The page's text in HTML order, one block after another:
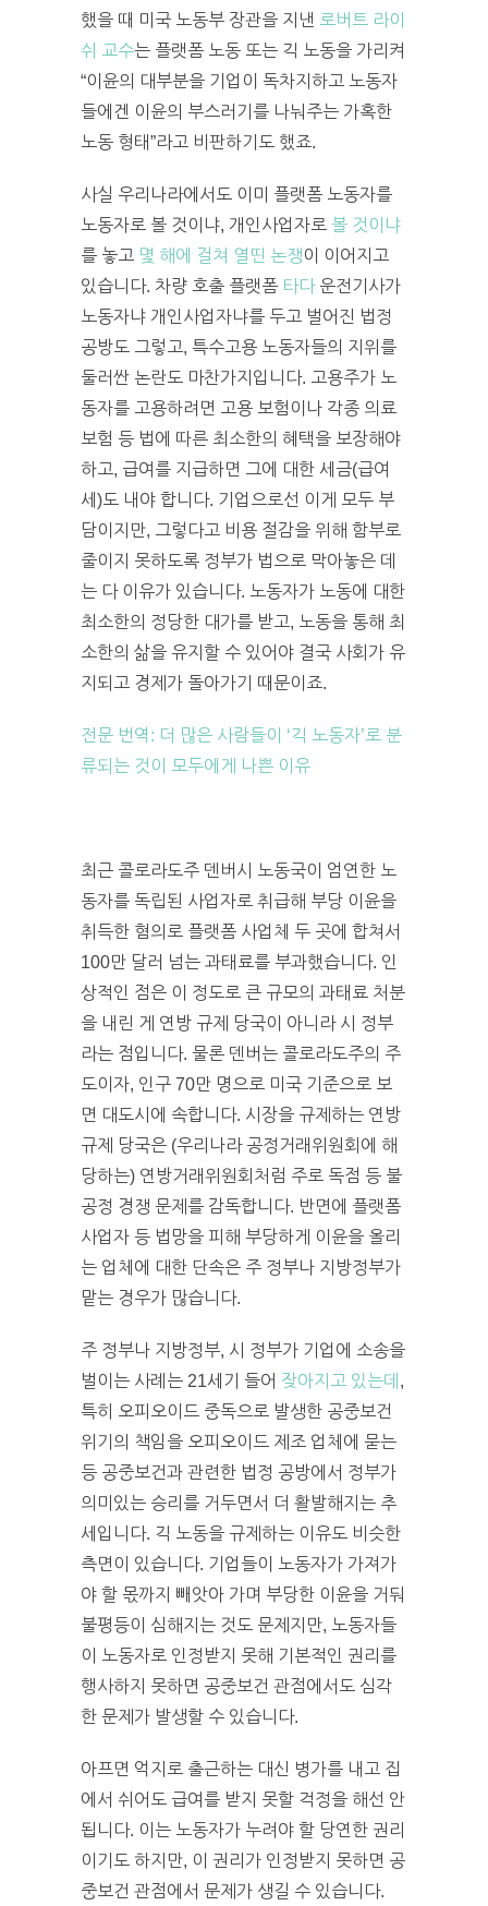
했을 때 미국 노동부 장관을 지낸 로버트 라이
쉬 교수는 플랫폼 노동 또는 긱 노동을 가리켜
“이윤의 대부분을 기업이 독차지하고 노동자
들에겐 이윤의 부스러기를 나눠주는 가혹한
노동 형태”라고 비판하기도 했죠.
사실 우리나라에서도 이미 플랫폼 노동자를
노동자로 볼 것이냐, 개인사업자로 볼 것이냐
를 놓고 몇 해에 걸쳐 열띤 논쟁이 이어지고
있습니다. 차량 호출 플랫폼 타다운전기사가
노동자냐 개인사업자냐를 두고 벌어진 법정
공방도 그렇고, 특수고용 노동자들의 지위를
둘러싼 논란도 마찬가지입니다. 고용주가 노
동자를 고용하려면 고용 보험이나 각종 의료
보험 등 법에 따른 최소한의 혜택을 보장해야
하고, 급여를 지급하면 그에 대한 세금(급여
세)도 내야 합니다. 기업으로선 이게 모두 부
담이지만, 그렇다고 비용 절감을 위해 함부로
줄이지 못하도록 정부가 법으로 막아놓은 데
는 다 이유가 있습니다. 노동자가 노동에 대한
최소한의 정당한 대가를 받고, 노동을 통해 최
소한의 삶을 유지할 수 있어야 결국 사회가 유
지되고 경제가 돌아가기 때문이죠.
전문 번역: 더 많은 사람들이 ‘긱 노동자’로 분
류되는 것이 모두에게 나쁜 이유
최근 콜로라도주 덴버시 노동국이 엄연한 노
동자를 독립된 사업자로 취급해 부당 이윤을
취득한 혐의로 플랫폼 사업체 두 곳에 합쳐서
100만 달러 넘는 과태료를 부과했습니다. 인
상적인 점은 이 정도로 큰 규모의 과태료 처분
을 내린 게 연방 규제 당국이 아니라 시 정부
라는 점입니다. 물론 덴버는 콜로라도주의 주
도이자, 인구 70만 명으로 미국 기준으로 보
면 대도시에 속합니다. 시장을 규제하는 연방
규제 당국은 (우리나라 공정거래위원회에 해
당하는) 연방거래위원회처럼 주로 독점 등 불
공정 경쟁 문제를 감독합니다. 반면에 플랫폼
사업자 등 법망을 피해 부당하게 이윤을 올리
는 업체에 대한 단속은 주 정부나 지방정부가
맡는 경우가 많습니다.
주 정부나 지방정부, 시 정부가 기업에 소송을
벌이는 사례는 21세기 들어 잦아지고 있는데 ,
특히 오피오이드 중독으로 발생한 공중보건
위기의 책임을 오피오이드 제조 업체에 묻는
등 공중보건과 관련한 법정 공방에서 정부가
의미있는 승리를 거두면서 더 활발해지는 추
세입니다. 긱 노동을 규제하는 이유도 비슷한
측면이 있습니다. 기업들이 노동자가 가져가
야 할 몫까지 빼앗아 가며 부당한 이윤을 거둬
불평등이 심해지는 것도 문제지만, 노동자들
이 노동자로 인정받지 못해 기본적인 권리를
행사하지 못하면 공중보건 관점에서도 심각
한 문제가 발생할 수 있습니다.
아프면 억지로 출근하는 대신 병가를 내고 집
에서 쉬어도 급여를 받지 못할 걱정을 해선 안
됩니다. 이는 노동자가 누려야 할 당연한 권리
이기도 하지만, 이 권리가 인정받지 못하면 공
중보건 관점에서 문제가 생길 수 있습니다.